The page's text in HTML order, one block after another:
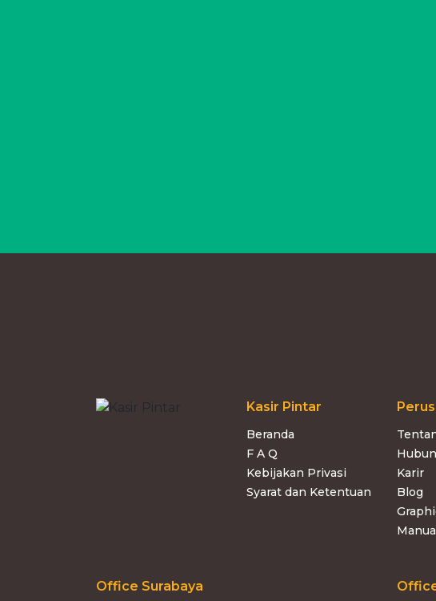
Kasir Pintar
Beranda
F A Q
Kebijakan Privasi
Syarat dan Ketentuan
Karir
Blog
Manual
Office Surabaya